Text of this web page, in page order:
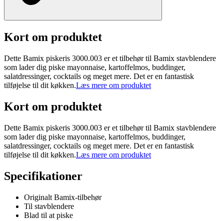
Kort om produktet
Dette Bamix piskeris 3000.003 er et tilbehør til Bamix stavblendere
som lader dig piske mayonnaise, kartoffelmos, buddinger,
salatdressinger, cocktails og meget mere. Det er en fantastisk
tilføjelse til dit køkken.Læs mere om produktet
Kort om produktet
Dette Bamix piskeris 3000.003 er et tilbehør til Bamix stavblendere
som lader dig piske mayonnaise, kartoffelmos, buddinger,
salatdressinger, cocktails og meget mere. Det er en fantastisk
tilføjelse til dit køkken.Læs mere om produktet
Specifikationer
Originalt Bamix-tilbehør
Til stavblendere
Blad til at piske